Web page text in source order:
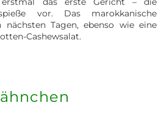
vor. Das marokkanische
Tagen, ebenso wie eine
Cashewsalat.